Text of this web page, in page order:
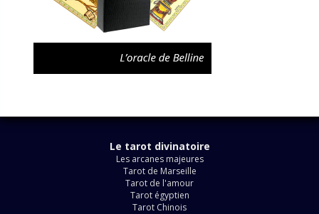
Le tarot divinatoire
Les arcanes majeures
Tarot de Marseille
Tarot de l'amour
Tarot égyptien
Tarot Chinois